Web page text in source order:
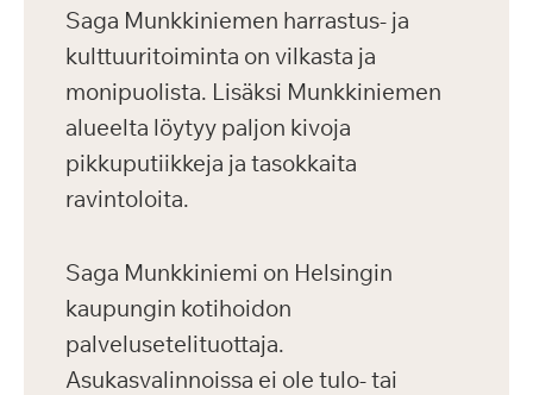
Saga Munkkiniemen harrastus- ja
kulttuuritoiminta on vilkasta ja
monipuolista. Lisäksi Munkkiniemen
alueelta löytyy paljon kivoja
pikkuputiikkeja ja tasokkaita
ravintoloita.
Saga Munkkiniemi on Helsingin
kaupungin kotihoidon
palvelusetelituottaja.
Asukasvalinnoissa ei ole tulo- tai